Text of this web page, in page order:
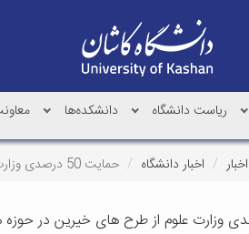
ریاست دانشگاه دانشکده‌ها
اخبار اخبار دانشگاه حمایت 50 درصدی وزارت علوم از طرح های خیرین در حوزه های پژوهشی